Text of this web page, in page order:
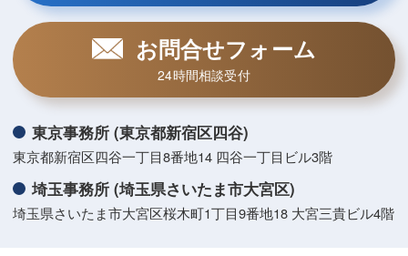
お問合せフォーム
24時間相談受付
東京事務所 (東京都新宿区四谷)
東京都新宿区四谷一丁目8番地14 四谷一丁目ビル3階
埼玉事務所 (埼玉県さいたま市大宮区)
埼玉県さいたま市大宮区桜木町1丁目9番地18 大宮三貴ビル4階